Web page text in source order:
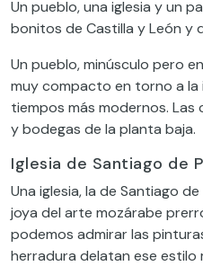
Un pueblo, una iglesia y un
bonitos de Castilla y León y
Un pueblo, minúsculo pero
muy compacto en torno a la
tiempos más modernos.
y bodegas de la planta baja.
Iglesia de Santiago de
Una iglesia, la de Santiago
joya del arte mozárabe
podemos admirar las
herradura delatan ese estilo